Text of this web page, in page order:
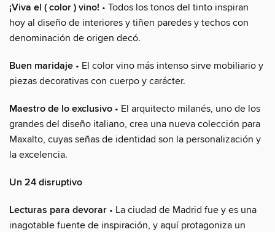
¡Viva el ( color ) vino! • Todos los tonos del tinto inspiran
hoy al diseño de interiores y tiñen paredes y techos con
denominación de origen decó.
Buen maridaje • El color vino más intenso sirve mobiliario y
piezas decorativas con cuerpo y carácter.
Maestro de lo exclusivo • El arquitecto milanés, uno de los
grandes del diseño italiano, crea una nueva colección para
Maxalto, cuyas señas de identidad son la personalización y
la excelencia.
Un 24 disruptivo
Lecturas para devorar • La ciudad de Madrid fue y es una
inagotable fuente de inspiración, y aquí protagoniza un